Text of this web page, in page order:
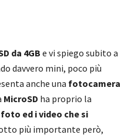
da 4GB e vi spiego subito a
davvero mini, poco più
anche una fotocamera
MicroSD ha proprio la
foto ed i video che si
più importante però,